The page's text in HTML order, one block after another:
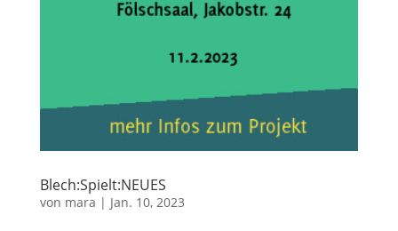
Blech:Spielt:NEUES
von mara | Jan. 10, 2023